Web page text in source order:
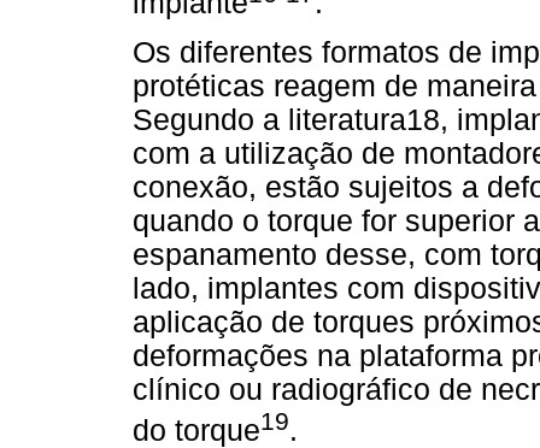
Os diferentes formatos de
protéticas reagem de
Segundo a literatura18,
com a utilização de
conexão, estão sujeitos a
quando o torque for superior
espanamento desse, com
lado, implantes com
aplicação de torques
deformações na plataforma
clínico ou radiográfico de
do torque19.